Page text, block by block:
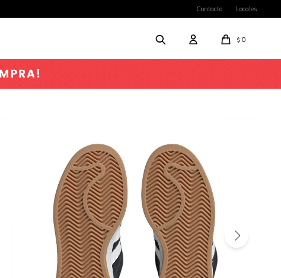
$ 0
Contacto Locales